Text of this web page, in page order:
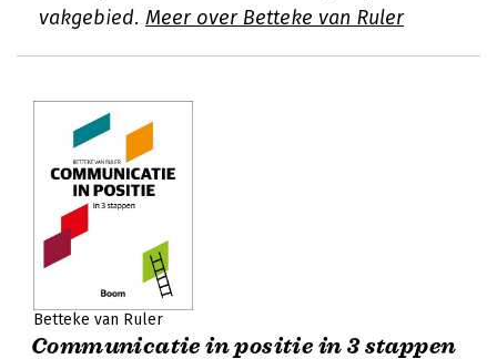
vakgebied. Meer over Betteke van Ruler
Betteke van Ruler
Communicatie in positie in 3 stappen